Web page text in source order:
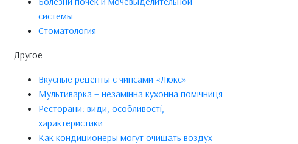
системы
Стоматология
Другое
Вкусные рецепты с чипсами «Люкс»
Мультиварка – незамінна кухонна помічниця
Ресторани: види, особливості,
характеристики
Как кондиционеры могут очищать воздух